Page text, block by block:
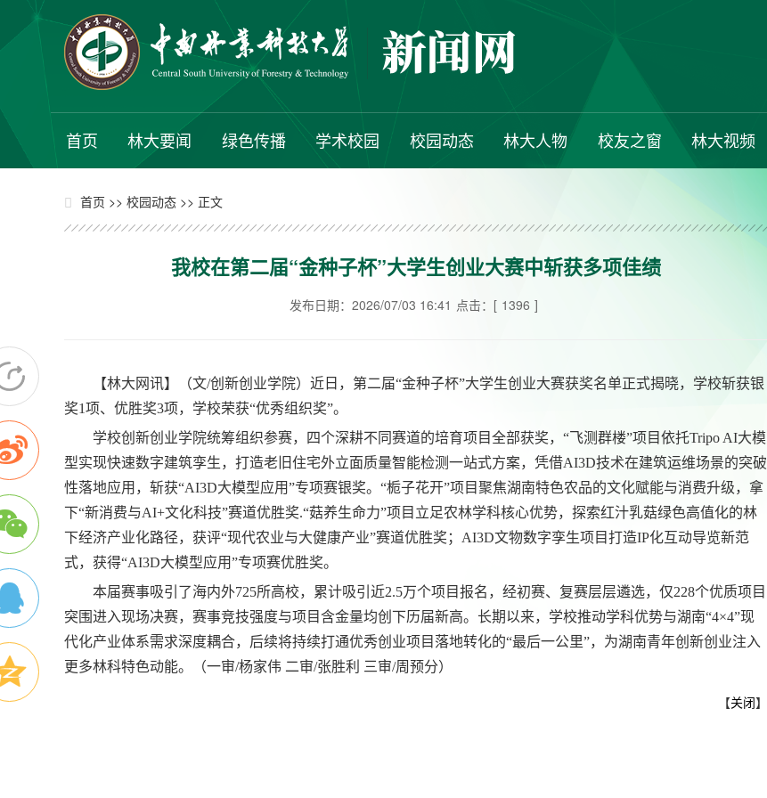
首页 林大要闻 绿色传播 学术校园 校园动态 林大人物 校友之窗 林大视频
首页 >> 校园动态 >> 正文
我校在第二届“金种子杯”大学生创业大赛中斩获多项佳绩
发布日期：2026/07/03 16:41 点击：[ 1396 ]
【林大网讯】（文/创新创业学院）近日，第二届“金种子杯”大学生创业大赛获奖名单正式揭晓，学校斩获银
奖1项、优胜奖3项，学校荣获“优秀组织奖”。
学校创新创业学院统筹组织参赛，四个深耕不同赛道的培育项目全部获奖，“飞测群楼”项目依托Tripo AI大模
型实现快速数字建筑孪生，打造老旧住宅外立面质量智能检测一站式方案，凭借AI3D技术在建筑运维场景的突破
性落地应用，斩获“AI3D大模型应用”专项赛银奖。“栀子花开”项目聚焦湖南特色农品的文化赋能与消费升级，拿
下“新消费与AI+文化科技”赛道优胜奖.“菇养生命力”项目立足农林学科核心优势，探索红汁乳菇绿色高值化的林
下经济产业化路径，获评“现代农业与大健康产业”赛道优胜奖；AI3D文物数字孪生项目打造IP化互动导览新范
式，获得“AI3D大模型应用”专项赛优胜奖。
本届赛事吸引了海内外725所高校，累计吸引近2.5万个项目报名，经初赛、复赛层层遴选，仅228个优质项目
突围进入现场决赛，赛事竞技强度与项目含金量均创下历届新高。长期以来，学校推动学科优势与湖南“4×4”现
代化产业体系需求深度耦合，后续将持续打通优秀创业项目落地转化的“最后一公里”，为湖南青年创新创业注入
更多林科特色动能。（一审/杨家伟 二审/张胜利 三审/周预分）
【关闭】
全国政协副主席、民革中央常务副主席何...